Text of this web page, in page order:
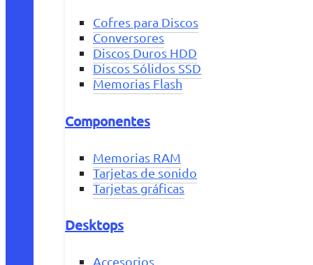
Cofres para Discos
Conversores
Discos Duros HDD
Discos Sólidos SSD
Memorias Flash
Componentes
Memorias RAM
Tarjetas de sonido
Tarjetas gráficas
Desktops
Accesorios